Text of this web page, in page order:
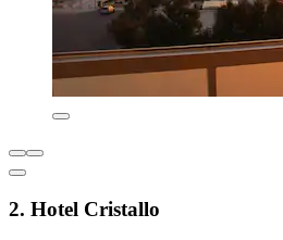
2. Hotel Cristallo